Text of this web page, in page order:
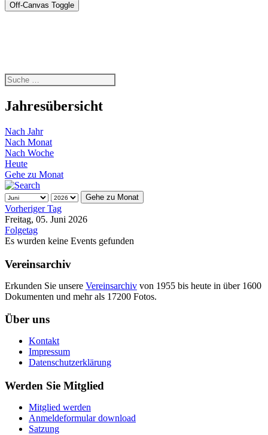
Off-Canvas Toggle
Jahresübersicht
Nach Jahr
Nach Monat
Nach Woche
Heute
Gehe zu Monat
Gehe zu Monat
Vorheriger Tag
Freitag, 05. Juni 2026
Folgetag
Es wurden keine Events gefunden
Vereinsarchiv
Erkunden Sie unsere Vereinsarchiv von 1955 bis heute in über 1600
Dokumenten und mehr als 17200 Fotos.
Über uns
Kontakt
Impressum
Datenschutzerklärung
Werden Sie Mitglied
Mitglied werden
Anmeldeformular download
Satzung